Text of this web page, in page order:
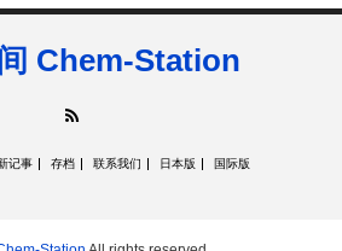
Chem-Station
记事 存档 联系我们 日本版 国际版